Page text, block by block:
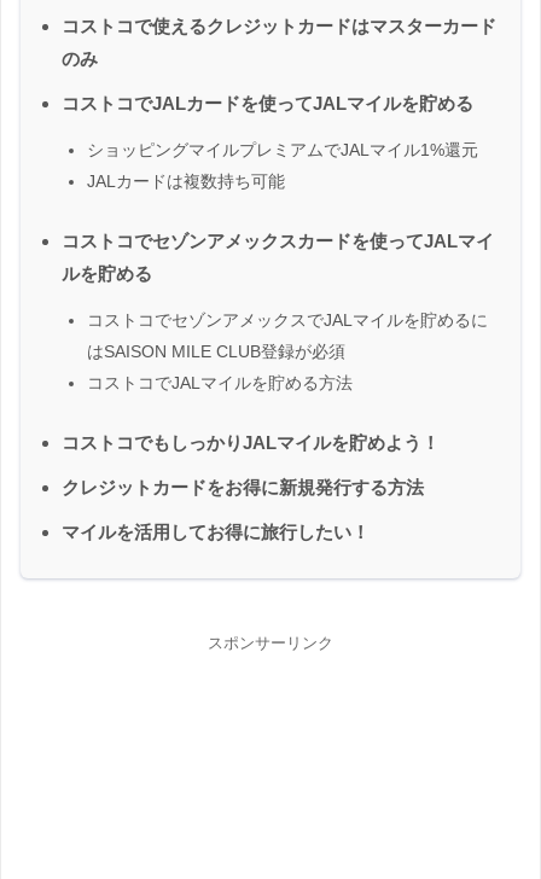
コストコで使えるクレジットカードはマスターカード
のみ
コストコでJALカードを使ってJALマイルを貯める
ショッピングマイルプレミアムでJALマイル1%還元
JALカードは複数持ち可能
コストコでセゾンアメックスカードを使ってJALマイ
ルを貯める
コストコでセゾンアメックスでJALマイルを貯めるに
はSAISON MILE CLUB登録が必須
コストコでJALマイルを貯める方法
コストコでもしっかりJALマイルを貯めよう！
クレジットカードをお得に新規発行する方法
マイルを活用してお得に旅行したい！
スポンサーリンク